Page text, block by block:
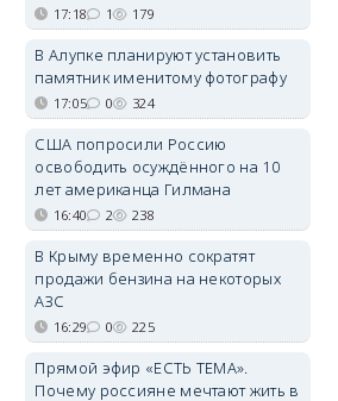
17:18 1 179
В Алупке планируют установить
памятник именитому фотографу
17:05 0 324
США попросили Россию
освободить осуждённого на 10
лет американца Гилмана
16:40 2 238
В Крыму временно сократят
продажи бензина на некоторых
АЗС
16:29 0 225
Прямой эфир «ЕСТЬ ТЕМА».
Почему россияне мечтают жить в